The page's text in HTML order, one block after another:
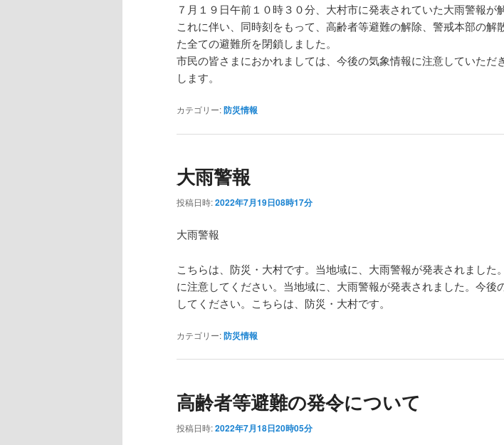
７月１９日午前１０時３０分、大村市に発表されていた大雨警報が
これに伴い、同時刻をもって、高齢者等避難の解除、警戒本部の解
た全ての避難所を閉鎖しました。
市民の皆さまにおかれましては、今後の気象情報に注意していただ
します。
カテゴリー:防災情報
大雨警報
投稿日時:2022年7月19日08時17分
大雨警報
こちらは、防災・大村です。当地域に、大雨警報が発表されました
に注意してください。当地域に、大雨警報が発表されました。今後
してください。こちらは、防災・大村です。
カテゴリー:防災情報
高齢者等避難の発令について
投稿日時:2022年7月18日20時05分